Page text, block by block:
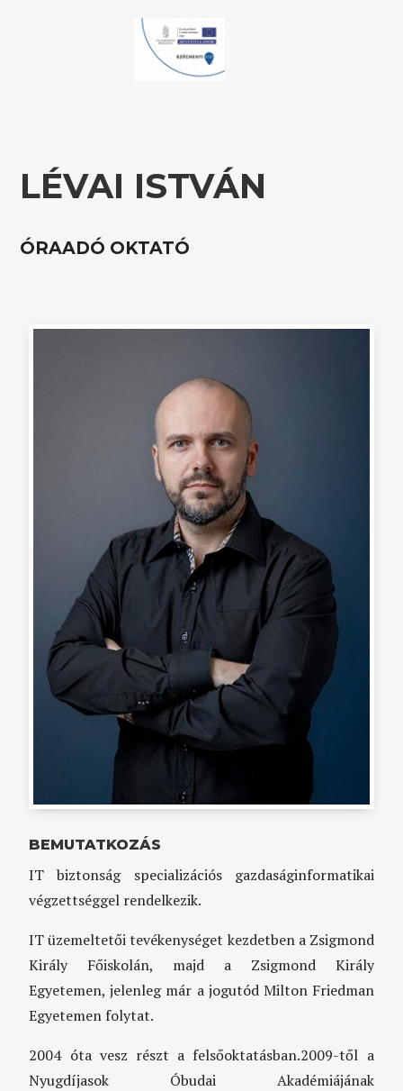
LÉVAI ISTVÁN
ÓRAADÓ OKTATÓ
BEMUTATKOZÁS
IT biztonság specializációs gazdaságinformatikai
végzettséggel rendelkezik.
IT üzemeltetői tevékenységet kezdetben a Zsigmond
Király Főiskolán, majd a Zsigmond Király
Egyetemen, jelenleg már a jogutód Milton Friedman
Egyetemen folytat.
2004 óta vesz részt a felsőoktatásban.2009-től a
Nyugdíjasok Óbudai Akadémiájának